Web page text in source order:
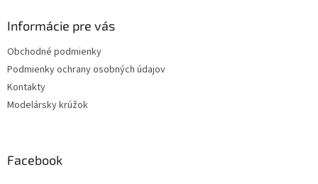
Informácie pre vás
Obchodné podmienky
Podmienky ochrany osobných údajov
Kontakty
Modelársky krúžok
Facebook